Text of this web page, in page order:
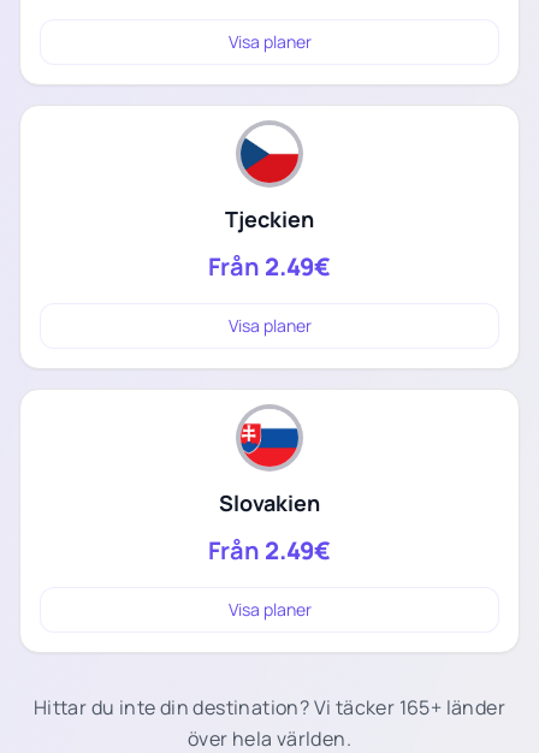
Visa planer
Tjeckien
Från 2.49€
Visa planer
Slovakien
Från 2.49€
Visa planer
Hittar du inte din destination? Vi täcker 165+ länder
över hela världen.